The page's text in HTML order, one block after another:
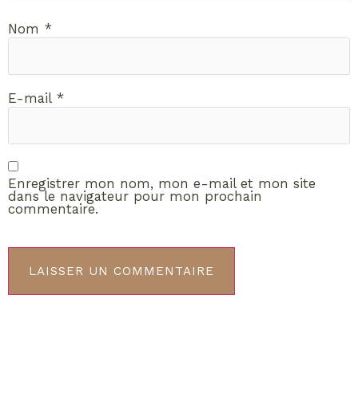
Nom *
E-mail *
Enregistrer mon nom, mon e-mail et mon site
dans le navigateur pour mon prochain
commentaire.